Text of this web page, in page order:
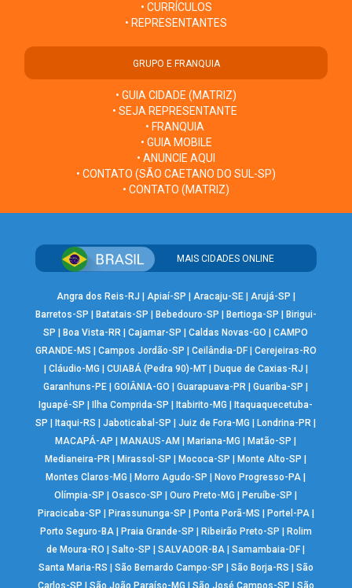
• CURRÍCULOS
• REPRESENTANTES
GRUPO E FRANQUIA
• GUIA CIDADE (MATRIZ)
• SEJA REPRESENTANTE
• FRANQUIA
• GUIA MOBILE
• ANUNCIE AQUI
• CONTATO (SÃO CAETANO DO SUL-SP)
• CONTATO (MATRIZ)
MAIS CIDADES ONLINE
Angra dos Reis-RJ Apiaí-SP Aracaju-SE| Arujá-SP
Barretos-SP
Batatais-SP Bebedouro-SP Bertioga-SP
Birigui-
SP
Boa Vista-RR |Cajamar-SP |Caldas Novas-GO |CAMPO
GRANDE-MS
Campos Jordão-SP Ceilândia-DF| Cerejeiras-RO
Cláudio-MG CUIABÁ (Pedra 90)-MT| Duque de Caxias-RJ
Garanhuns-PE |GOIÂNIA-GO |Guarapuava-PR |Guariba-SP
Iguapé-SP
Ilha Comprida-SP Itabirito-MG
Itaquaquecetuba-
SP
Itaqui-RS |Jaboticabal-SP |Juiz de Fora-MG Londrina-PR
MACAPÁ-AP
MANAUS-AM Mariana-MG Matão-SP
Medianeira-PR
Mirassol-SP Mococa-SP Monte Alto-SP
Montes Claros-MG
Morro Agudo-SP Novo Progresso-PA
Olímpia-SP
|Osasco-SP |Ouro Preto-MG Peruíbe-SP
Piracicaba-SP
Pirassununga-SP Ponta Porã-MS Portel-PA|
Porto Seguro-BA| Praia Grande-SP Ribeirão Preto-SP
Rolim
de Moura-RO
|Salto-SP |SALVADOR-BA |Samambaia-DF
Santa Maria-RS
São Bernardo Campo-SP São Borja-RS
São
Carlos-SP
São João Paraíso-MG São José Campos-SP São